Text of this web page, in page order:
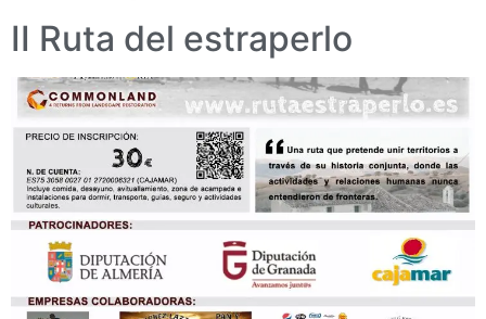
II Ruta del estraperlo